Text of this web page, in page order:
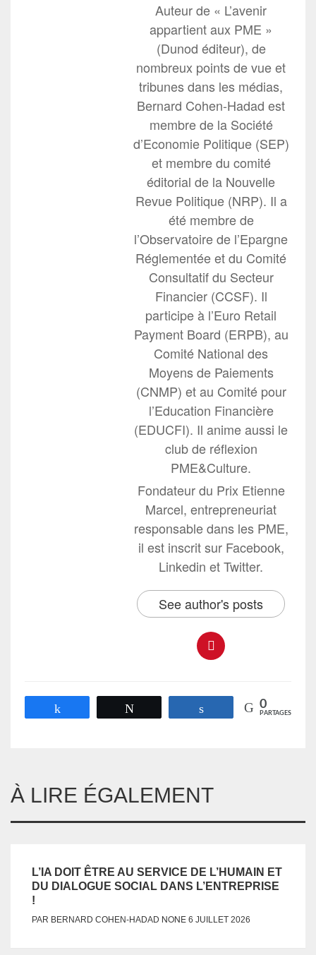
Auteur de « L’avenir
appartient aux PME »
(Dunod éditeur), de
nombreux points de vue et
tribunes dans les médias,
Bernard Cohen-Hadad est
membre de la Société
d’Economie Politique (SEP)
et membre du comité
éditorial de la Nouvelle
Revue Politique (NRP). Il a
été membre de
l’Observatoire de l’Epargne
Réglementée et du Comité
Consultatif du Secteur
Financier (CCSF). Il
participe à l’Euro Retail
Payment Board (ERPB), au
Comité National des
Moyens de Paiements
(CNMP) et au Comité pour
l’Education Financière
(EDUCFI). Il anime aussi le
club de réflexion
PME&Culture.
Fondateur du Prix Etienne
Marcel, entrepreneuriat
responsable dans les PME,
il est inscrit sur Facebook,
Linkedin et Twitter.
See author's posts
Partagez 0
PARTAGES
À LIRE ÉGALEMENT
L’IA DOIT ÊTRE AU SERVICE DE L’HUMAIN ET
DU DIALOGUE SOCIAL DANS L’ENTREPRISE
!
PAR BERNARD COHEN-HADAD NONE 6 JUILLET 2026